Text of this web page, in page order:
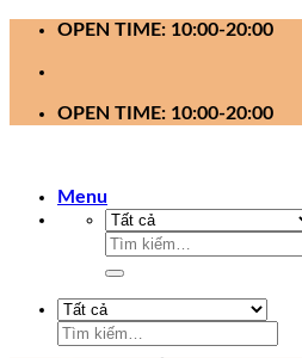
OPEN TIME: 10:00-20:00
OPEN TIME: 10:00-20:00
Menu
Tìm
Tìm